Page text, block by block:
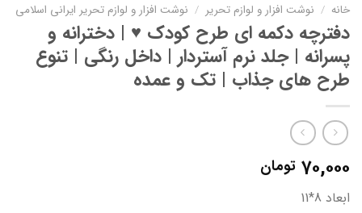
خانه / نوشت افزار و لوازم تحریر / نوشت افزار و لوازم تحریر ایرانی اسلامی
دفترچه دکمه ای طرح کودک ♥️ | دخترانه و
پسرانه | جلد نرم آستردار | داخل رنگی | تنوع
طرح های جذاب | تک و عمده
۷۰,۰۰۰ تومان
ابعاد 8*11